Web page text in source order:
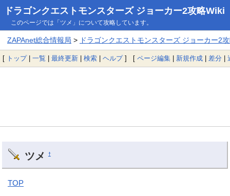
ドラゴンクエストモンスターズ ジョーカー2攻略Wiki
このページでは「ツメ」について攻略しています。
ZAPAnet総合情報局 > ドラゴンクエストモンスターズ ジョーカー2
[ トップ| 一覧 | 最終更新 | 検索 | ヘルプ] [ ページ編集 | 新規作成 | 差分 |
ツメ †
TOP